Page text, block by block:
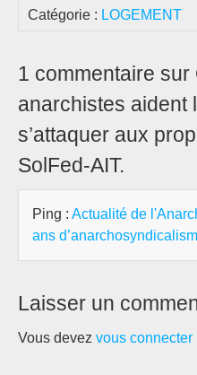
Catégorie : LOGEMENT
1 commentaire sur
anarchistes aident
s’attaquer aux
SolFed-AIT.
Ping : Actualité de
ans
Laisser un
Vous devez vous connecter